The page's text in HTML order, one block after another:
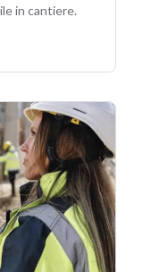
in cantiere.